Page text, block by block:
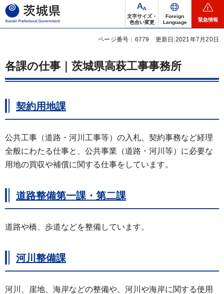
茨城県
文字サイズ・
色合い変更
Foreign
Language
緊急情報
ページ番号：6779 更新日:2021年7月20日
各課の仕事｜茨城県高萩工事事務所
契約用地課
公共工事（道路・河川工事等）の入札、契約事務など経理
全般にわたる仕事と、公共事業（道路・河川等）に必要な
用地の買収や補償に関する仕事をしています。
道路整備第一課・第二課
道路や橋、歩道などを整備しています。
河川整備課
河川、崖地、海岸などの整備や、河川や海岸に関する使用